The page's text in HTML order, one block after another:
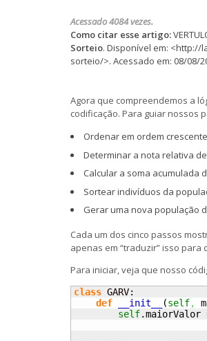
Acessado 4084 vezes.
Como citar esse artigo:
Sorteio. Disponível em: <http://
sorteio/>. Acessado em: 08/08/
Agora que compreendemos a
codificação. Para guiar nossos
Ordenar em ordem
Determinar a nota relativa
Calcular a soma acumulada
Sortear indivíduos da
Gerar uma nova população
Cada um dos cinco passos
apenas em “traduzir” isso para
Para iniciar, veja que nosso
class GARV:
def
__init__ (self,
self.maiorValor